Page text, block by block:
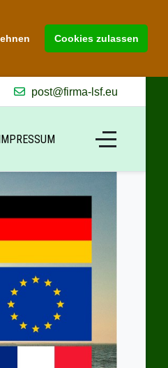
Cookies zulassen
post@firma-lsf.eu